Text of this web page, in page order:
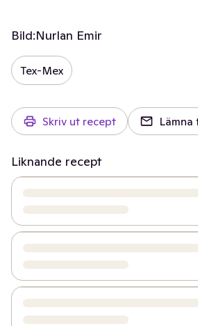
Bild:Nurlan Emir
Tex-Mex
Skriv ut recept Lämna
Liknande recept